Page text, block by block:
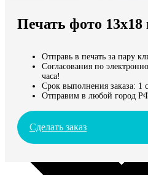
Мы доставляем по всему миру
Продолжить без города
Печать фото
Отправь в печать за пару
Согласования по
часа!
Срок выполнения заказа: 1
Отправим в любой город
Сделать заказ